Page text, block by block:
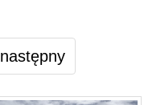
następny